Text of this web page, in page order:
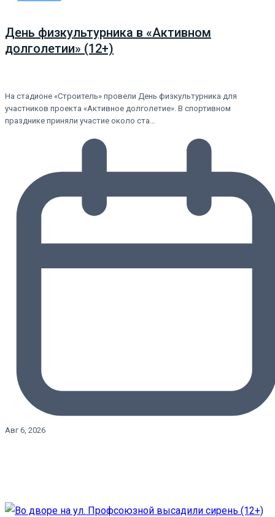
День физкультурника в «Активном
долголетии» (12+)
На стадионе «Строитель» провели День физкультурника для
участников проекта «Активное долголетие». В спортивном
празднике приняли участие около ста…
Авг 6, 2026